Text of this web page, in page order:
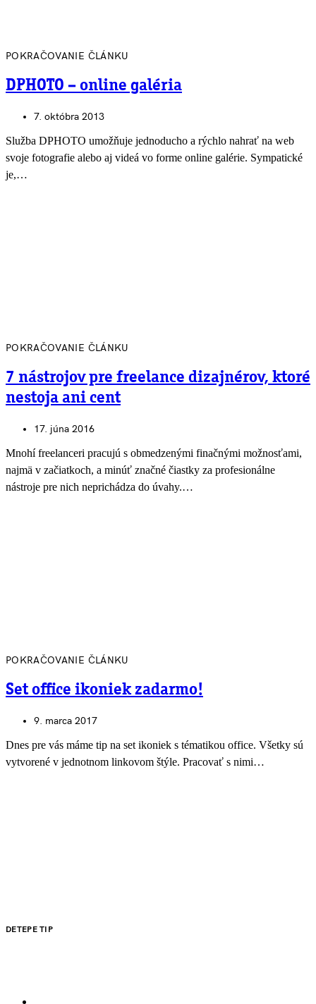
POKRAČOVANIE ČLÁNKU
DPHOTO – online galéria
7. októbra 2013
Služba DPHOTO umožňuje jednoducho a rýchlo nahrať na web
svoje fotografie alebo aj videá vo forme online galérie. Sympatické
je,…
POKRAČOVANIE ČLÁNKU
7 nástrojov pre freelance dizajnérov, ktoré
nestoja ani cent
17. júna 2016
Mnohí freelanceri pracujú s obmedzenými finačnými možnosťami,
najmä v začiatkoch, a minúť značné čiastky za profesionálne
nástroje pre nich neprichádza do úvahy.…
POKRAČOVANIE ČLÁNKU
Set office ikoniek zadarmo!
9. marca 2017
Dnes pre vás máme tip na set ikoniek s tématikou office. Všetky sú
vytvorené v jednotnom linkovom štýle. Pracovať s nimi…
DETEPE TIP